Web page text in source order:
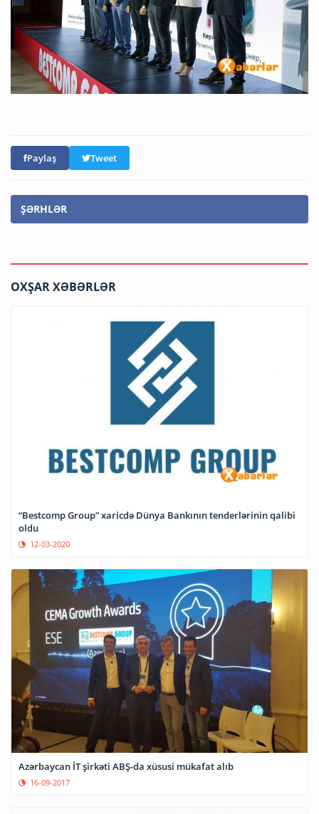
Paylaş Tweet
ŞƏRHLƏR
OXŞAR XƏBƏRLƏR
“Bestcomp Group” xaricdə Dünya Bankının tenderlərinin qalibi
oldu
12-03-2020
Azərbaycan İT şirkəti ABŞ-da xüsusi mükafat alıb
16-09-2017